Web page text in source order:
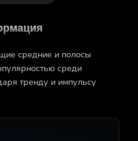
средние и полосы
среди
тренду и импульсу